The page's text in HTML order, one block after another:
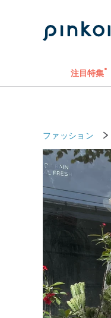
注目特集
ファッション